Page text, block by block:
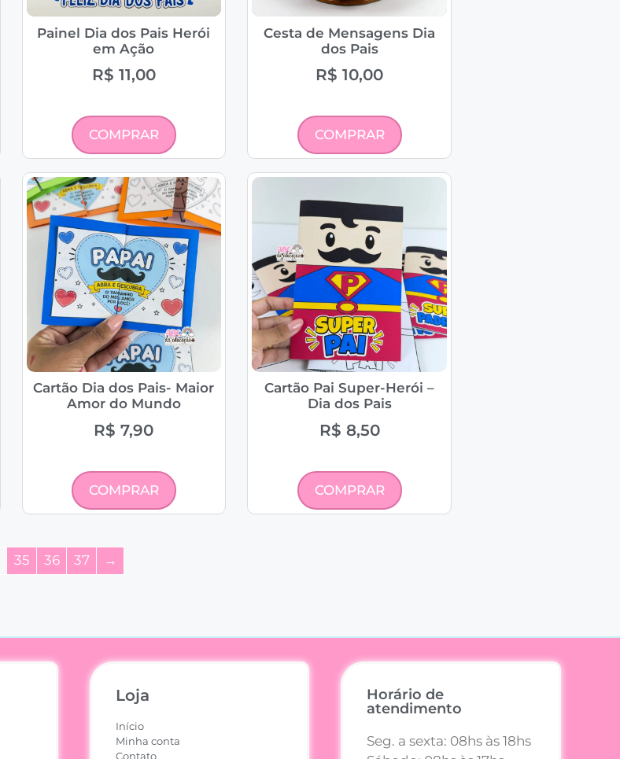
Painel Dia dos Pais Herói
em Ação
R$ 11,00
COMPRAR
Cesta de Mensagens Dia
dos Pais
R$ 10,00
COMPRAR
Cartão Dia dos Pais- Maior
Amor do Mundo
R$ 7,90
COMPRAR
Cartão Pai Super-Herói –
Dia dos Pais
R$ 8,50
COMPRAR
35 36 37 →
Loja
Início
Minha conta
Contato
Horário de
atendimento
Seg. a sexta: 08hs às 18hs